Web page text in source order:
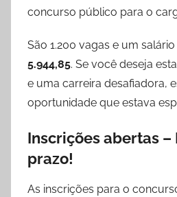
concurso público para o
São 1.200 vagas e um
5.944,85. Se você deseja
e uma carreira desafiadora,
oportunidade que estava
Inscrições abertas –
prazo!
As inscrições para o